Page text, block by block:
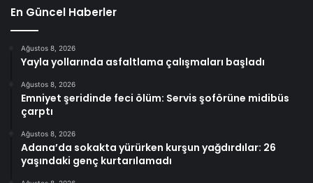
En Güncel Haberler
Ağustos 8, 2026
Yayla yollarında asfaltlama çalışmaları başladı
Ağustos 8, 2026
Emniyet şeridinde feci ölüm: Servis şoförüne midibüs
çarptı
Ağustos 8, 2026
Adana’da sokakta yürürken kurşun yağdırdılar: 26
yaşındaki genç kurtarılamadı